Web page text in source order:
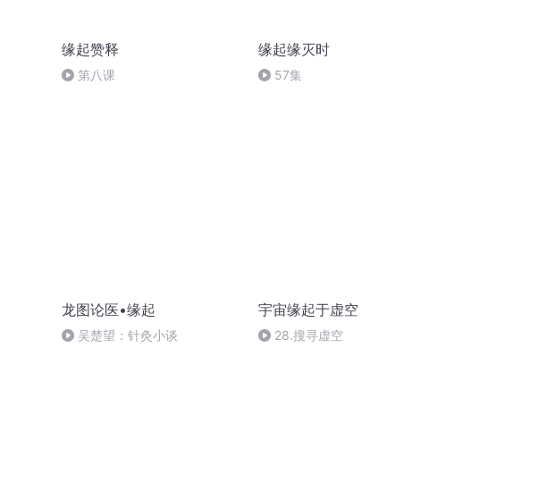
缘起赞释
第八课
缘起缘灭时
57集
龙图论医•缘起
吴楚望：针灸小谈
宇宙缘起于虚空
28.搜寻虚空